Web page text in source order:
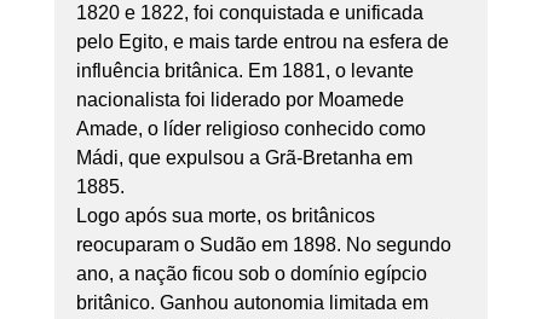
1820 e 1822, foi conquistada e unificada
pelo Egito, e mais tarde entrou na esfera de
influência britânica. Em 1881, o levante
nacionalista foi liderado por Moamede
Amade, o líder religioso conhecido como
Mádi, que expulsou a Grã-Bretanha em
1885.
Logo após sua morte, os britânicos
reocuparam o Sudão em 1898. No segundo
ano, a nação ficou sob o domínio egípcio
britânico. Ganhou autonomia limitada em